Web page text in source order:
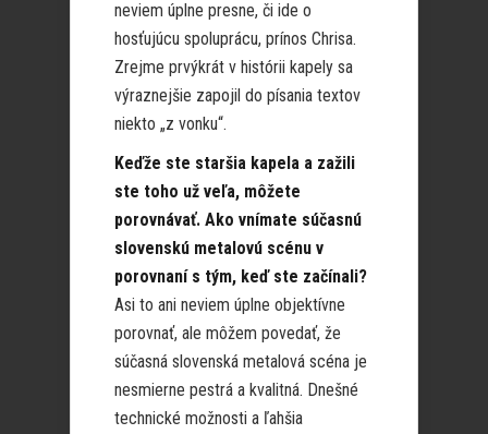
neviem úplne presne, či ide o
hosťujúcu spoluprácu, prínos Chrisa.
Zrejme prvýkrát v histórii kapely sa
výraznejšie zapojil do písania textov
niekto „z vonku“.
Keďže ste staršia kapela a zažili
ste toho už veľa, môžete
porovnávať. Ako vnímate súčasnú
slovenskú metalovú scénu v
porovnaní s tým, keď ste začínali?
Asi to ani neviem úplne objektívne
porovnať, ale môžem povedať, že
súčasná slovenská metalová scéna je
nesmierne pestrá a kvalitná. Dnešné
technické možnosti a ľahšia